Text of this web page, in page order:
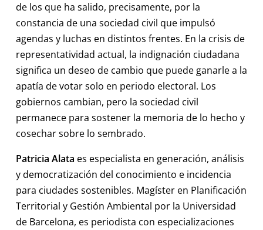
de los que ha salido, precisamente, por la
constancia de una sociedad civil que impulsó
agendas y luchas en distintos frentes. En la crisis de
representatividad actual, la indignación ciudadana
significa un deseo de cambio que puede ganarle a la
apatía de votar solo en periodo electoral. Los
gobiernos cambian, pero la sociedad civil
permanece para sostener la memoria de lo hecho y
cosechar sobre lo sembrado.
Patricia Alata es especialista en generación, análisis
y democratización del conocimiento e incidencia
para ciudades sostenibles. Magíster en Planificación
Territorial y Gestión Ambiental por la Universidad
de Barcelona, es periodista con especializaciones